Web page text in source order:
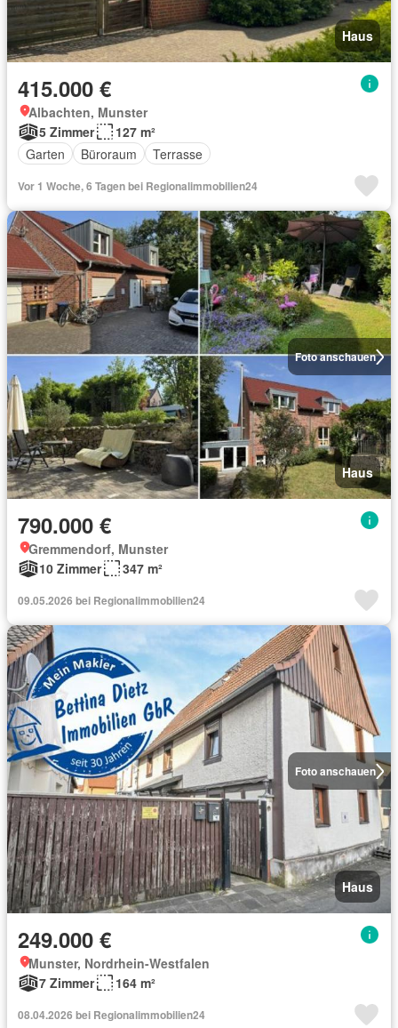
Haus
415.000 €
Albachten, Munster
5 Zimmer
127 m²
Garten
Büroraum Terrasse
Vor 1 Woche, 6 Tagen bei Regionalimmobilien24
Foto anschauen
Haus
790.000 €
Gremmendorf, Munster
10 Zimmer
347 m²
09.05.2026 bei Regionalimmobilien24
Foto anschauen
Haus
249.000 €
Munster, Nordrhein-Westfalen
7 Zimmer
164 m²
08.04.2026 bei Regionalimmobilien24